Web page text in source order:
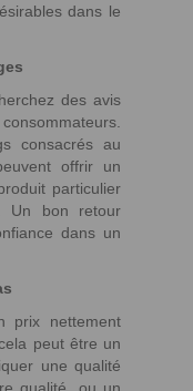
dans le
des avis
consacrés au
offrir un
particulier
Un bon retour
dans un
prix nettement
peut être un
une qualité